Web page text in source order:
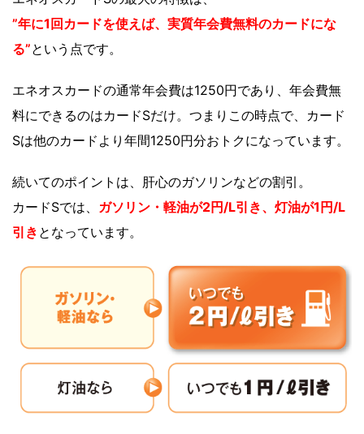
”年に1回カードを使えば、実質年会費無料のカードにな
る”という点です。
エネオスカードの通常年会費は1250円であり、年会費無
料にできるのはカードSだけ。つまりこの時点で、カード
Sは他のカードより年間1250円分おトクになっています。
続いてのポイントは、肝心のガソリンなどの割引。
カードSでは、 ガソリン・軽油が2円/L引き、 灯油が1円/L
引き となっています。